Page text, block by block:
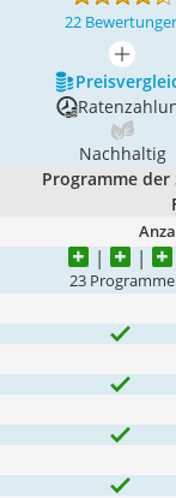
22
mehr
Nachhaltig
Programme der
23 Programme